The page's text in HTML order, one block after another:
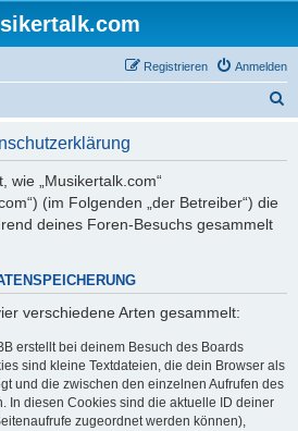
Anmelden
Registrieren
wie „Musikertalk.com“
(im Folgenden „der Betreiber“) die
deines Foren-Besuchs gesammelt
verschiedene Arten gesammelt:
erstellt bei deinem Besuch des Boards
sind kleine Textdateien, die dein Browser als
und die zwischen den einzelnen Aufrufen des
In diesen Cookies sind die aktuelle ID deiner
zugeordnet werden können),